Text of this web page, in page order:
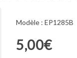
Modèle : EP1285B
5,00€